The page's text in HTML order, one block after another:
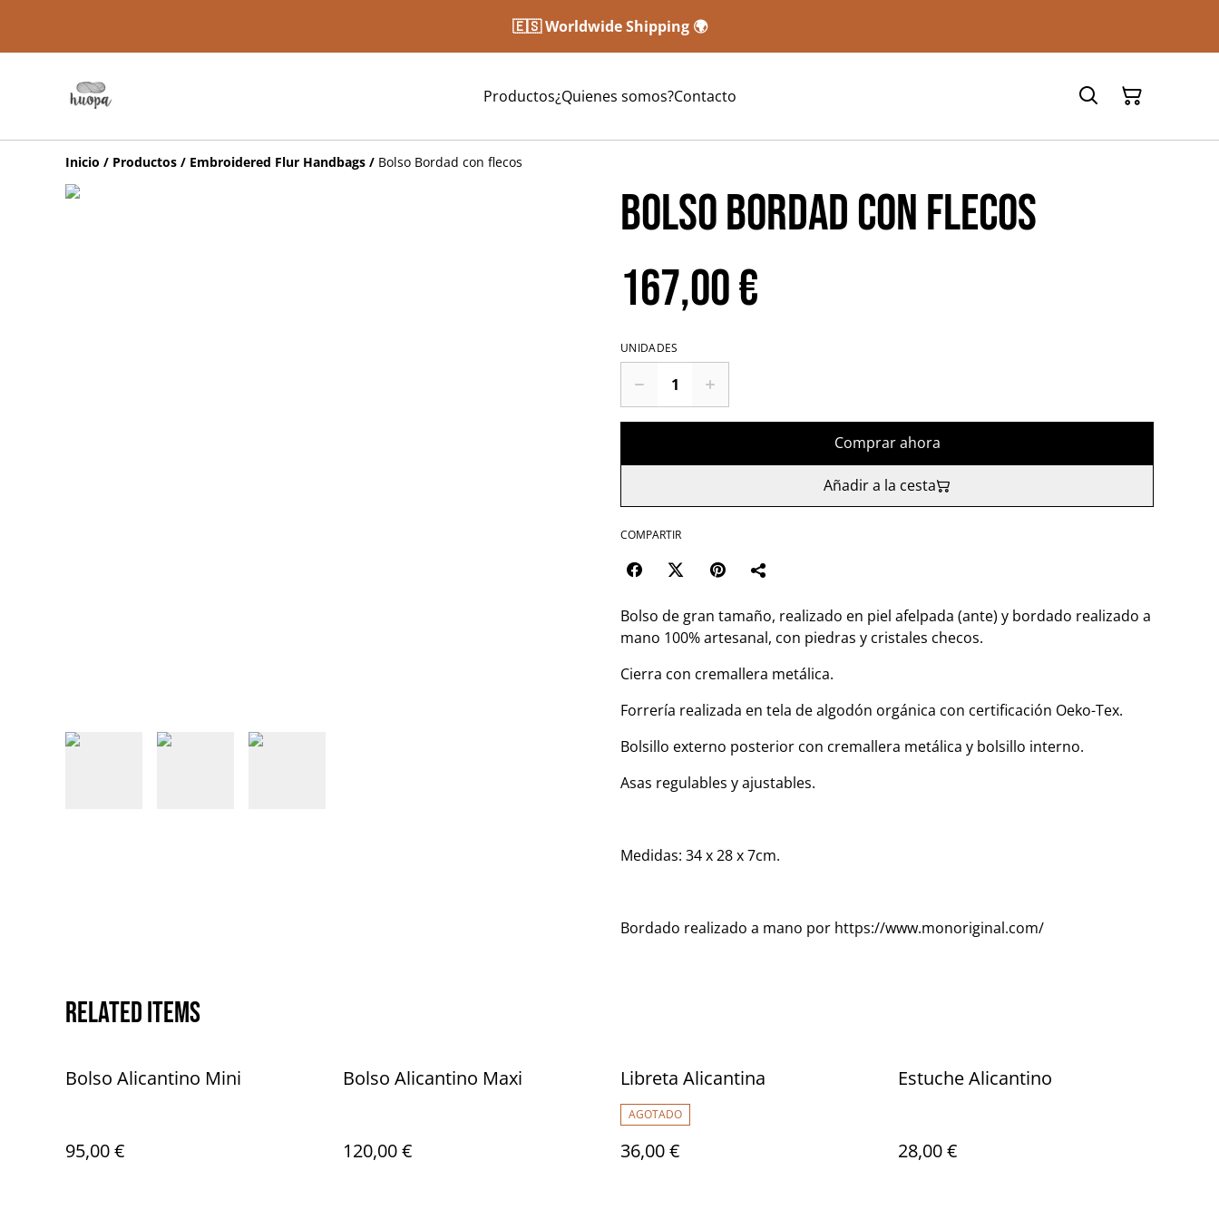
🇪🇸 Worldwide Shipping 🌍
Productos¿Quienes somos?Contacto
Inicio / Productos / Embroidered Flur Handbags / Bolso Bordad con flecos
Bolso Bordad con flecos
167,00 €
UNIDADES
Comprar ahora
Añadir a la cesta
COMPARTIR
Bolso de gran tamaño, realizado en piel afelpada (ante) y bordado realizado a
mano 100% artesanal, con piedras y cristales checos.
Cierra con cremallera metálica.
Forrería realizada en tela de algodón orgánica con certificación Oeko-Tex.
Bolsillo externo posterior con cremallera metálica y bolsillo interno.
Asas regulables y ajustables.
Medidas: 34 x 28 x 7cm.
Bordado realizado a mano por https://www.monoriginal.com/
Related items
Bolso Alicantino Mini
95,00 €
Bolso Alicantino Maxi
120,00 €
Libreta Alicantina
AGOTADO
36,00 €
Estuche Alicantino
28,00 €